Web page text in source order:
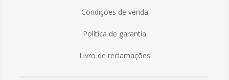
Condições de venda
Política de garantia
Livro de reclamações